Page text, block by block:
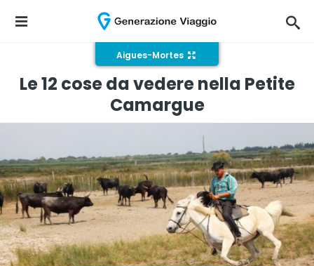
Aigues-Mortes
Le 12 cose da vedere nella Petite
Camargue